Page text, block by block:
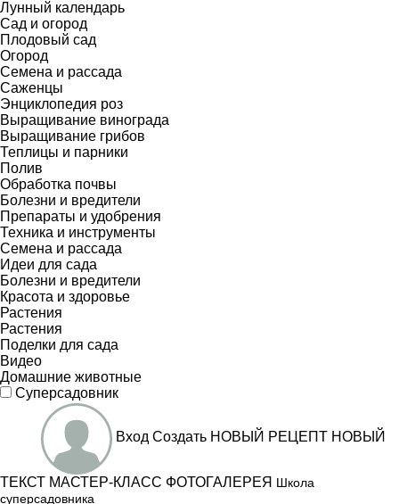
Лунный календарь
Сад и огород
Плодовый сад
Огород
Семена и рассада
Саженцы
Энциклопедия роз
Выращивание винограда
Выращивание грибов
Теплицы и парники
Полив
Обработка почвы
Болезни и вредители
Препараты и удобрения
Техника и инструменты
Семена и рассада
Идеи для сада
Болезни и вредители
Красота и здоровье
Растения
Растения
Поделки для сада
Видео
Домашние животные
Суперсадовник
Вход Создать НОВЫЙ РЕЦЕПТ НОВЫЙ
ТЕКСТ МАСТЕР-КЛАСС ФОТОГАЛЕРЕЯ Школа
суперсадовника